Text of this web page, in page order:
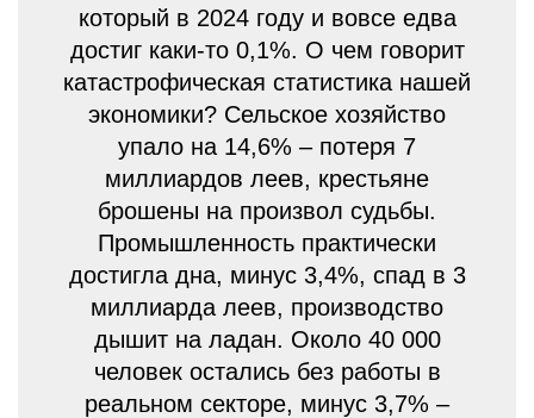
который в 2024 году и вовсе едва
достиг каки-то 0,1%. О чем говорит
катастрофическая статистика нашей
экономики? Сельское хозяйство
упало на 14,6% – потеря 7
миллиардов леев, крестьяне
брошены на произвол судьбы.
Промышленность практически
достигла дна, минус 3,4%, спад в 3
миллиарда леев, производство
дышит на ладан. Около 40 000
человек остались без работы в
реальном секторе, минус 3,7% –